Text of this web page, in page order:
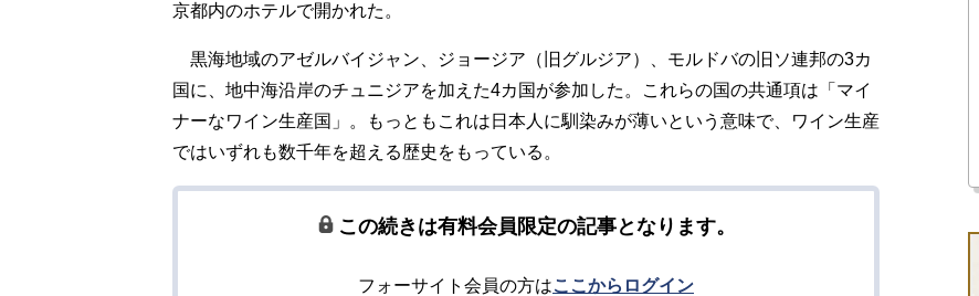
京都内のホテルで開かれた。
黒海地域のアゼルバイジャン、ジョージア（旧グルジア）、モルドバの旧ソ連邦の3カ
国に、地中海沿岸のチュニジアを加えた4カ国が参加した。これらの国の共通項は「マイ
ナーなワイン生産国」。もっともこれは日本人に馴染みが薄いという意味で、ワイン生産
ではいずれも数千年を超える歴史をもっている。
この続きは有料会員限定の記事となります。
フォーサイト会員の方はここからログイン